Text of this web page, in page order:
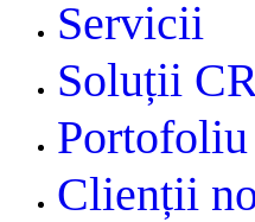
Servicii
Soluții
Portofoliu
Clienții